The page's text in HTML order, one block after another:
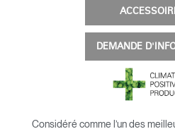
DEMANDE
Considéré comme l’un des